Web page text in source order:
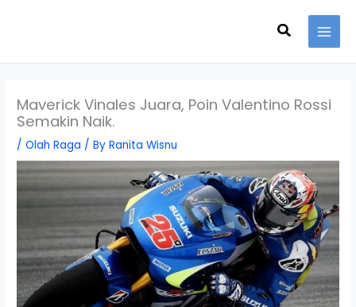
Search
Maverick Vinales Juara, Poin Valentino Rossi
Semakin Naik.
/Olah Raga / ByRanita Wisnu